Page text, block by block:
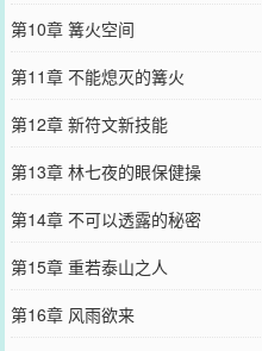
第10章 篝火空间
第11章 不能熄灭的篝火
第12章 新符文新技能
第13章 林七夜的眼保健操
第14章 不可以透露的秘密
第15章 重若泰山之人
第16章 风雨欲来